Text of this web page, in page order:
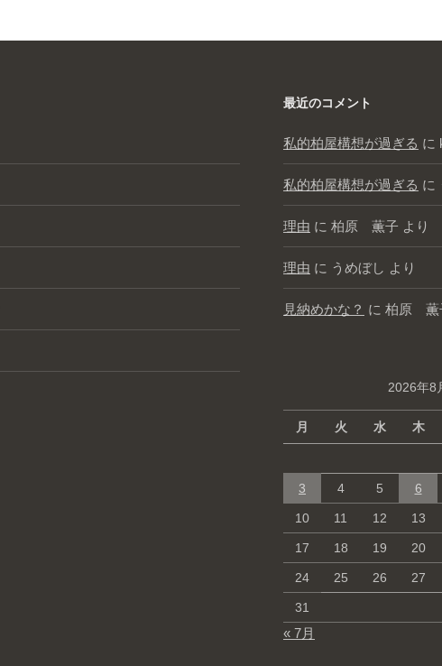
最近のコメント
私的柏屋構想が過ぎる に
私的柏屋構想が過ぎる に
理由 に 柏原 薫子 より
理由 に うめぼし より
見納めかな？ に 柏原 薫
2026年8
月 火 水 木
3 4 5 6
10 11 12 13
17 18 19 20
24 25 26 27
31
« 7月